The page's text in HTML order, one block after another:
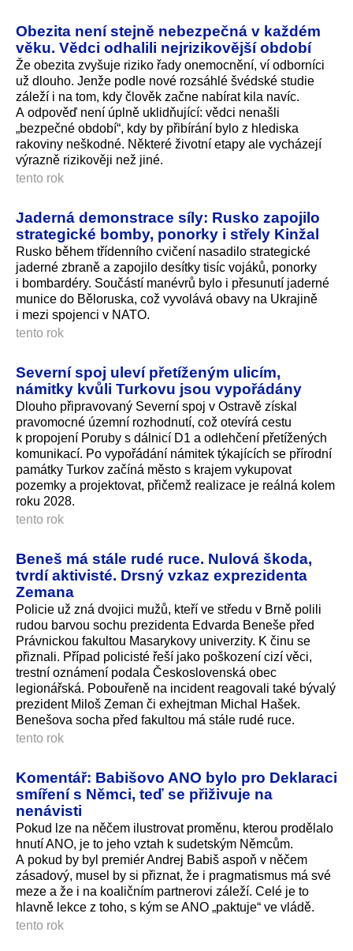
Obezita není stejně nebezpečná v každém
věku. Vědci odhalili nejrizikovější období
Že obezita zvyšuje riziko řady onemocnění, ví odborníci
už dlouho. Jenže podle nové rozsáhlé švédské studie
záleží i na tom, kdy člověk začne nabírat kila navíc.
A odpověď není úplně uklidňující: vědci nenašli
„bezpečné období“, kdy by přibírání bylo z hlediska
rakoviny neškodné. Některé životní etapy ale vycházejí
výrazně rizikověji než jiné.
tento rok
Jaderná demonstrace síly: Rusko zapojilo
strategické bomby, ponorky i střely Kinžal
Rusko během třídenního cvičení nasadilo strategické
jaderné zbraně a zapojilo desítky tisíc vojáků, ponorky
i bombardéry. Součástí manévrů bylo i přesunutí jaderné
munice do Běloruska, což vyvolává obavy na Ukrajině
i mezi spojenci v NATO.
tento rok
Severní spoj uleví přetíženým ulicím,
námitky kvůli Turkovu jsou vypořádány
Dlouho připravovaný Severní spoj v Ostravě získal
pravomocné územní rozhodnutí, což otevírá cestu
k propojení Poruby s dálnicí D1 a odlehčení přetížených
komunikací. Po vypořádání námitek týkajících se přírodní
památky Turkov začíná město s krajem vykupovat
pozemky a projektovat, přičemž realizace je reálná kolem
roku 2028.
tento rok
Beneš má stále rudé ruce. Nulová škoda,
tvrdí aktivisté. Drsný vzkaz exprezidenta
Zemana
Policie už zná dvojici mužů, kteří ve středu v Brně polili
rudou barvou sochu prezidenta Edvarda Beneše před
Právnickou fakultou Masarykovy univerzity. K činu se
přiznali. Případ policisté řeší jako poškození cizí věci,
trestní oznámení podala Československá obec
legionářská. Pobouřeně na incident reagovali také bývalý
prezident Miloš Zeman či exhejtman Michal Hašek.
Benešova socha před fakultou má stále rudé ruce.
tento rok
Komentář: Babišovo ANO bylo pro Deklaraci
smíření s Němci, teď se přiživuje na
nenávisti
Pokud lze na něčem ilustrovat proměnu, kterou prodělalo
hnutí ANO, je to jeho vztah k sudetským Němcům.
A pokud by byl premiér Andrej Babiš aspoň v něčem
zásadový, musel by si přiznat, že i pragmatismus má své
meze a že i na koaličním partnerovi záleží. Celé je to
hlavně lekce z toho, s kým se ANO „paktuje“ ve vládě.
tento rok